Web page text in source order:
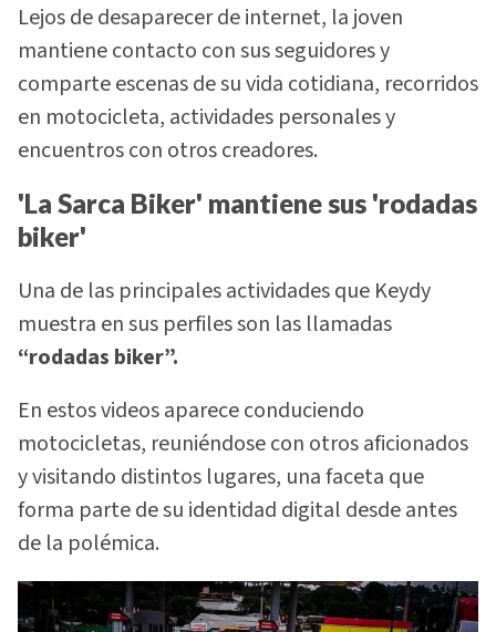
Lejos de desaparecer de internet, la joven
mantiene contacto con sus seguidores y
comparte escenas de su vida cotidiana, recorridos
en motocicleta, actividades personales y
encuentros con otros creadores.
'La Sarca Biker' mantiene sus 'rodadas
biker'
Una de las principales actividades que Keydy
muestra en sus perfiles son las llamadas
“rodadas biker”.
En estos videos aparece conduciendo
motocicletas, reuniéndose con otros aficionados
y visitando distintos lugares, una faceta que
forma parte de su identidad digital desde antes
de la polémica.